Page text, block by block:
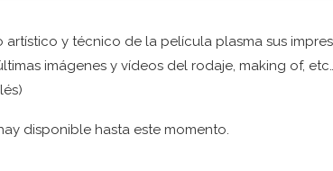
y técnico de la película plasma sus
imágenes y vídeos del rodaje, making of,
disponible hasta este momento.